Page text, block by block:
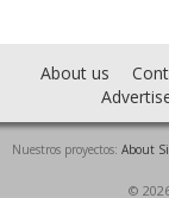
About us
Nuestros proyectos: About
©